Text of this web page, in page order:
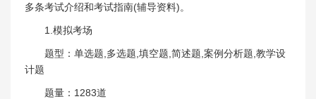
多条考试介绍和考试指南(辅导资料)。
1.模拟考场
题型：单选题,多选题,填空题,简述题,案例分析题,教学设
计题
题量：1283道